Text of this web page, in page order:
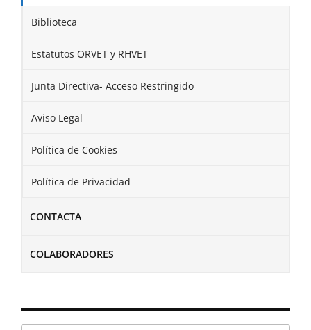
Biblioteca
Estatutos ORVET y RHVET
Junta Directiva- Acceso Restringido
Aviso Legal
Política de Cookies
Política de Privacidad
CONTACTA
COLABORADORES